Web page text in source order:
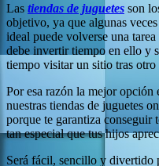
Las tiendas de juguetes son
objetivo, ya que algunas
ideal puede volverse una
debe invertir tiempo en ello y
tiempo visitar un sitio tras
Por esa razón la mejor opción
nuestras tiendas de juguetes
porque te garantiza conseguir
tan especial que tus hijos
Será fácil, sencillo y divertido